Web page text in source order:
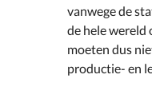
vanwege de
de hele wereld
moeten dus
productie- en